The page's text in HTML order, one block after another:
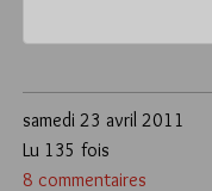
samedi 23 avril 2011
8 commentaires
Lu 135 fois